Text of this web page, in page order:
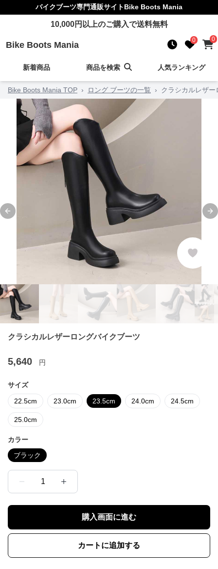
バイクブーツ専門通販サイトBike Boots Mania
10,000円以上のご購入で送料無料
Bike Boots Mania 0 0
新着商品 商品を検索 人気ランキング
Bike Boots Mania TOP › ロング ブーツの一覧 › クラシカルレザ
Previous slide
クラシカルレザーロングバイクブーツ
5,640 円
サイズ
22.5cm 23.0cm 23.5cm 24.0cm 24.5cm
25.0cm
カラー
ブラック
1
購入画面に進む
カートに追加する